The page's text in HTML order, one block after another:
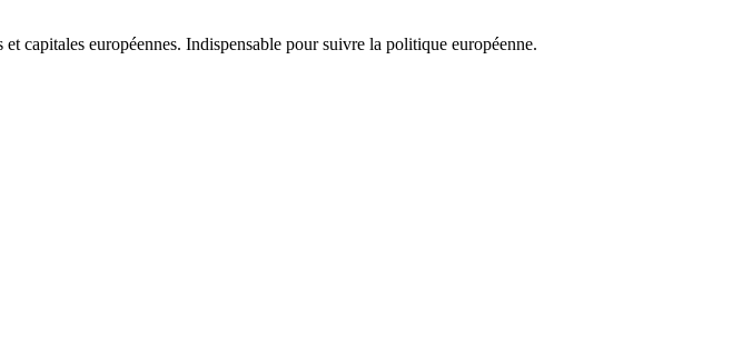
capitales européennes. Indispensable pour suivre la politique européenne.